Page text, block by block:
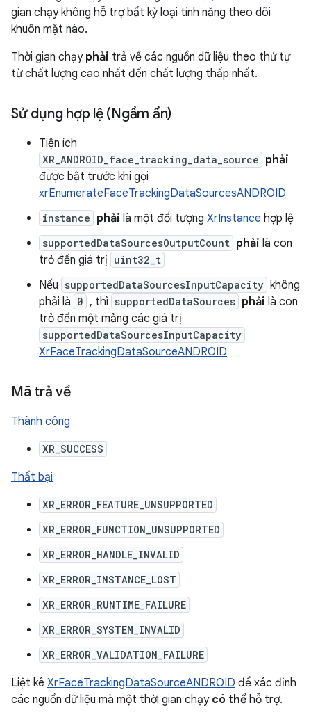
gian chạy không hỗ trợ bất kỳ loại tính năng theo dõi
khuôn mặt nào.
Thời gian chạy phải trả về các nguồn dữ liệu theo thứ tự
từ chất lượng cao nhất đến chất lượng thấp nhất.
Sử dụng hợp lệ (Ngầm ẩn)
Tiện ích
XR_ANDROID_face_tracking_data_source phải
được bật trước khi gọi
xrEnumerateFaceTrackingDataSourcesANDROID
instance phải là một đối tượng XrInstance hợp lệ
supportedDataSourcesOutputCount phải là con
trỏ đến giá trị uint32_t
Nếu supportedDataSourcesInputCapacity không
phải là 0 , thì supportedDataSources phải là con
trỏ đến một mảng các giá trị
supportedDataSourcesInputCapacity
XrFaceTrackingDataSourceANDROID
Mã trả về
Thành công
XR_SUCCESS
Thất bại
XR_ERROR_FEATURE_UNSUPPORTED
XR_ERROR_FUNCTION_UNSUPPORTED
XR_ERROR_HANDLE_INVALID
XR_ERROR_INSTANCE_LOST
XR_ERROR_RUNTIME_FAILURE
XR_ERROR_SYSTEM_INVALID
XR_ERROR_VALIDATION_FAILURE
Liệt kê XrFaceTrackingDataSourceANDROID để xác định
các nguồn dữ liệu mà một thời gian chạy có thể hỗ trợ.